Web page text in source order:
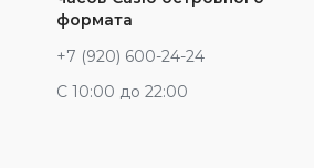
формата
+7 (920) 600-24-24
С 10:00 до 22:00